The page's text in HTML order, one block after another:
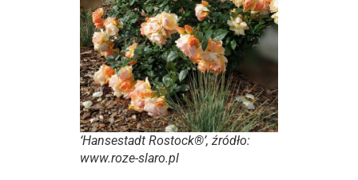
‘Hansestadt Rostock®’, źródło:
www.roze-slaro.pl